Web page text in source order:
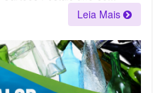
Leia Mais